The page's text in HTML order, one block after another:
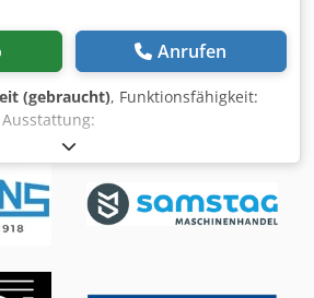
Anrufen
(gebraucht), Funktionsfähigkeit:
Ausstattung:
, 5-ACHSEN-LACKIERROBOTER
R - GEBRAUCHT - 5 gesteuerte
- Handgelenk-Traglast 3 kg -
Teach-in Karussell * Anzahl Arme: 3
kg Werkstückdrehteller *
Erklärung Dwodpst U Ngasfx Anxea